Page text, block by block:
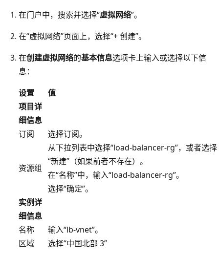
在门户中，搜索并选择“虚拟网络”。
在“虚拟网络”页面上，选择“+ 创建”。
在创建虚拟网络的基本信息选项卡上输入或选择以下信
息：
设置
值
项目详
细信息
订阅
选择订阅。
资源组
从下拉列表中选择“load-balancer-rg”，或者选择
“新建”（如果前者不存在） 。
在“名称”中，输入“load-balancer-rg”。
选择“确定”。
实例详
细信息
名称
输入“lb-vnet”。
区域
选择“中国北部 3”